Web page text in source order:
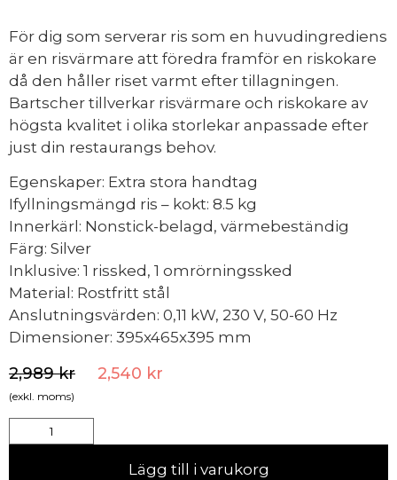
För dig som serverar ris som en huvudingrediens
är en risvärmare att föredra framför en riskokare
då den håller riset varmt efter tillagningen.
Bartscher tillverkar risvärmare och riskokare av
högsta kvalitet i olika storlekar anpassade efter
just din restaurangs behov.
Egenskaper: Extra stora handtag
Ifyllningsmängd ris – kokt: 8.5 kg
Innerkärl: Nonstick-belagd, värmebeständig
Färg: Silver
Inklusive: 1 rissked, 1 omrörningssked
Material: Rostfritt stål
Anslutningsvärden: 0,11 kW, 230 V, 50-60 Hz
Dimensioner: 395x465x395 mm
2,989kr 2,540 kr
(exkl. moms)
Lägg till i varukorg